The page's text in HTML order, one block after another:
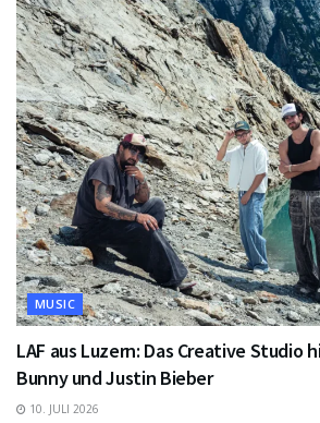
MUSIC
LAF aus Luzern: Das Creative Studio
Bunny und Justin Bieber
10. JULI 2026